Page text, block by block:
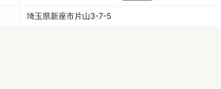
埼玉県新座市片山3-7-5